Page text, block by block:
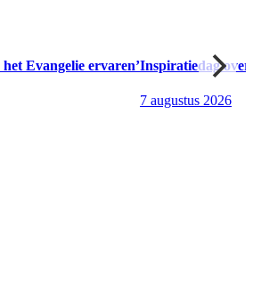
Evangelie ervaren’Inspiratiedag over
7 augustus 2026